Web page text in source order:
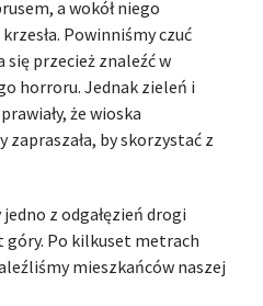
a wokół niego
Powinniśmy czuć
przecież znaleźć w
horroru. Jednak zieleń i
że wioska
zapraszała, by skorzystać z
z odgałęzień drogi
góry. Po kilkuset metrach
mieszkańców naszej